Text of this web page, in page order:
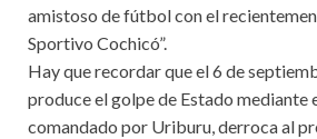
amistoso de fútbol con el
Sportivo Cochicó”.
Hay que recordar que el 6 de
produce el golpe de Estado mediante
comandado por Uriburu, derroca al